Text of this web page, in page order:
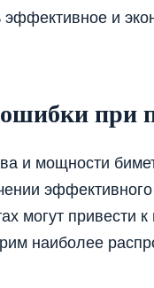
эффективное и
при
и мощности
могут привести к
наиболее